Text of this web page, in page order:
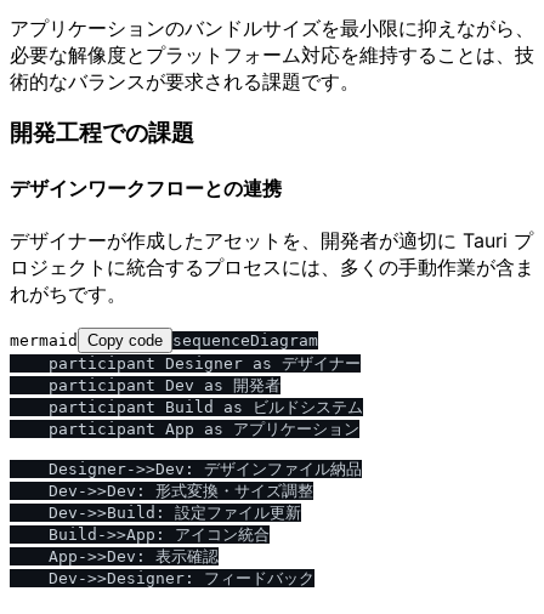
アプリケーションのバンドルサイズを最小限に抑えながら、
必要な解像度とプラットフォーム対応を維持することは、技
術的なバランスが要求される課題です。
開発工程での課題
デザインワークフローとの連携
デザイナーが作成したアセットを、開発者が適切に Tauri プ
ロジェクトに統合するプロセスには、多くの手動作業が含ま
れがちです。
mermaid Copy code sequenceDiagram
    participant Designer as デザイナー
    participant Dev as 開発者
    participant Build as ビルドシステム
    participant App as アプリケーション
    Designer->>Dev: デザインファイル納品
    Dev->>Dev: 形式変換・サイズ調整
    Dev->>Build: 設定ファイル更新
    Build->>App: アイコン統合
    App->>Dev: 表示確認